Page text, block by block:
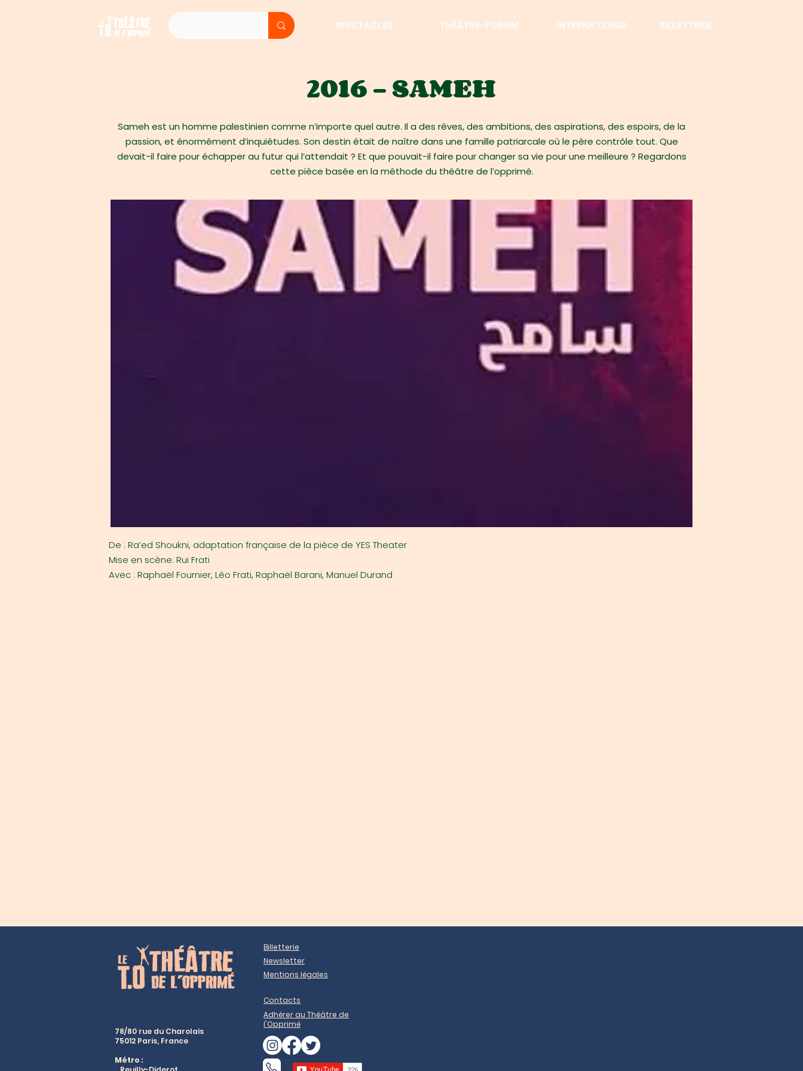
SPECTACLES THÉÂTRE-FORUM INTERNATIONAL BILLETTERIE
2016 - SAMEH
Sameh est un homme palestinien comme n’importe quel autre. Il a des rêves, des ambitions, des aspirations, des espoirs, de la
passion, et énormément d’inquiétudes. Son destin était de naître dans une famille patriarcale où le père contrôle tout. Que
devait-il faire pour échapper au futur qui l’attendait ? Et que pouvait-il faire pour changer sa vie pour une meilleure ? Regardons
cette pièce basée en la méthode du théâtre de l’opprimé.
De : Ra’ed Shoukni, adaptation française de la pièce de YES Theater
Mise en scène: Rui Frati
Avec : Raphaël Fournier, Léo Frati, Raphaël Barani, Manuel Durand
Billetterie
Newsletter
Mentions légales
Contacts
78/80 rue du Charolais
75012 Paris, France
Métro :
Adhérer au Théâtre de
l'Opprimé